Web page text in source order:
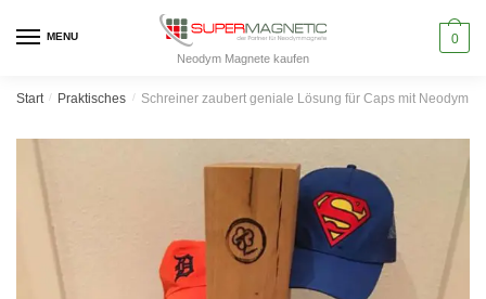
MENU
Neodym Magnete kaufen
0
Start / Praktisches / Schreiner zaubert geniale Lösung für Caps mit Neodym